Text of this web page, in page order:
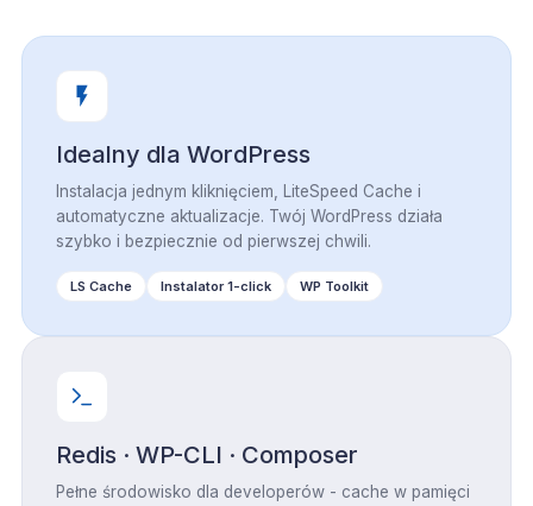
Idealny dla WordPress
Instalacja jednym kliknięciem, LiteSpeed Cache i
automatyczne aktualizacje. Twój WordPress działa
szybko i bezpiecznie od pierwszej chwili.
LS Cache Instalator 1-click WP Toolkit
Redis · WP-CLI · Composer
Pełne środowisko dla developerów - cache w pamięci